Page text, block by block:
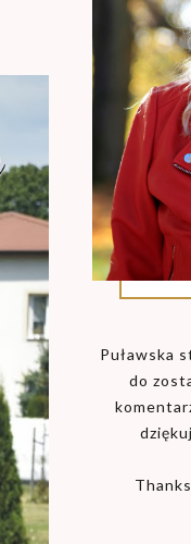
Puławska
do